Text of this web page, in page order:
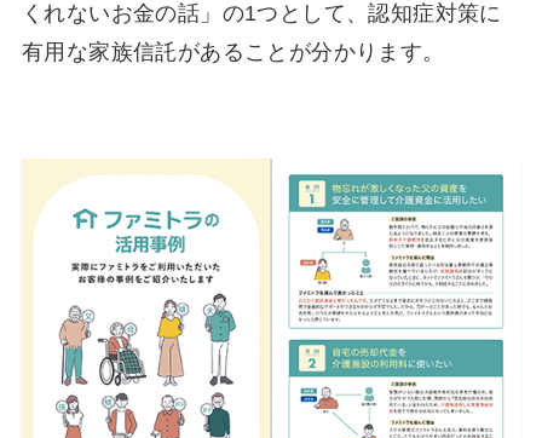
くれないお金の話」の1つとして、認知症対策に
有用な家族信託があることが分かります。